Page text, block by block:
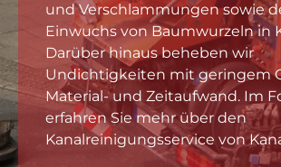
und Verschlammungen sowie
Einwuchs von Baumwurzeln in
Darüber hinaus beheben wir
Undichtigkeiten mit geringem
Material- und Zeitaufwand. Im
erfahren Sie mehr über den
Kanalreinigungsservice von